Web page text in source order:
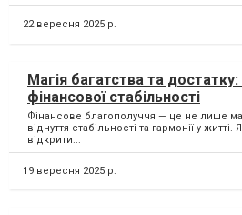
22 вересня 2025 р.
Магія багатства та
фінансової стабільності
Фінансове благополуччя — це не лише
відчуття стабільності та гармонії у
відкрити...
19 вересня 2025 р.